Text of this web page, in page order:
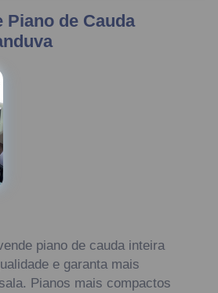
Piano de Cauda
piano de cauda inteira
e garanta mais
Pianos mais compactos